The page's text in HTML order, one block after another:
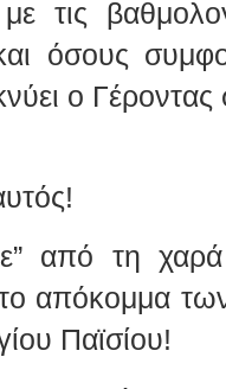
τις
όσους
ο
από τη
απόκομμα
Παϊσίου!